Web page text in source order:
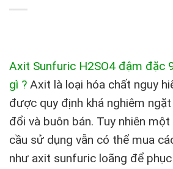
Axit Sunfuric H2SO4 đậm đặc
gì ? Axit là loại hóa chất nguy
được quy định khá nghiêm
đổi và buôn bán. Tuy nhiên
cầu sử dụng vẫn có thể mua
như axit sunfuric loãng để